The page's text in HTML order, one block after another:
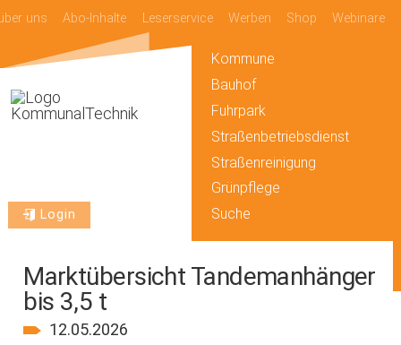
uns Abo-Inhalte Leserservice Werben Shop Webinare
Login
Kommune
Bauhof
Fuhrpark
Straßenbetriebsdienst
Straßenreinigung
Grünpflege
Suche
Marktübersicht Tandemanhänger
bis 3,5 t
12.05.2026